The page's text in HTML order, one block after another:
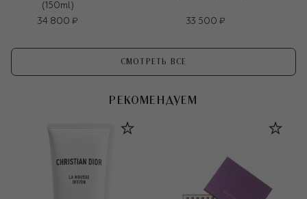
(150ml)
34 800 ₽
33 500 ₽
СМОТРЕТЬ ВСЕ
РЕКОМЕНДУЕМ